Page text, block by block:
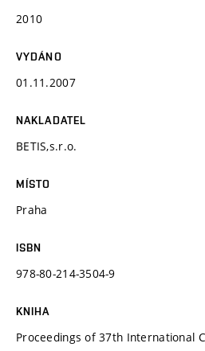
2010
VYDÁNO
01.11.2007
NAKLADATEL
BETIS,s.r.o.
MÍSTO
Praha
ISBN
978-80-214-3504-9
KNIHA
Proceedings of 37th International